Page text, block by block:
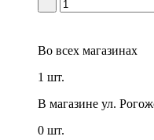
Во всех магазинах
1 шт.
В магазине ул.
0 шт.